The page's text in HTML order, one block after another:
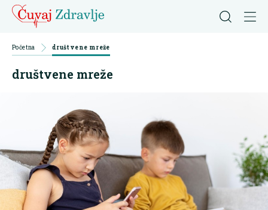
Početna društvene mreže
društvene mreže